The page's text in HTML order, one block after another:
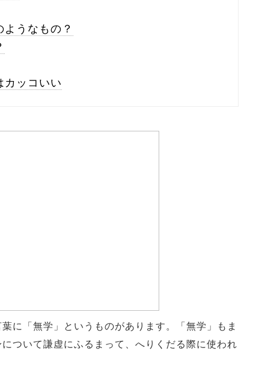
うなもの？
ッコいい
に「無学」というものがあります。「無学」もま
ついて謙虚にふるまって、へりくだる際に使われ